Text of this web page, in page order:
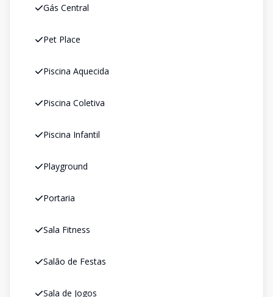
Gás Central
Pet Place
Piscina Aquecida
Piscina Coletiva
Piscina Infantil
Playground
Portaria
Sala Fitness
Salão de Festas
Sala de Jogos